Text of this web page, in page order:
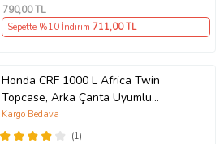
790,00 TL
Sepette %10 İndirim 711,00 TL
Honda CRF 1000 L Africa Twin
Topcase, Arka Çanta Uyumlu
Motosiklet Branda, Motor Örtüsü ,
Çadır
(1)
Kargo Bedava